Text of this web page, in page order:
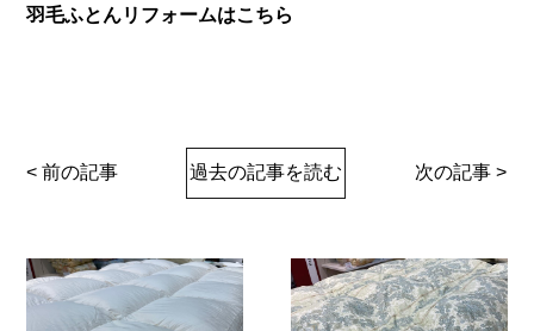
羽毛ふとんリフォームはこちら
< 前の記事 過去の記事を読む 次の記事 >